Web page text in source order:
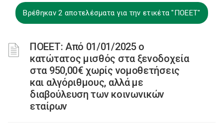
Βρέθηκαν 2 αποτελέσματα για την ετικέτα "ΠΟΕΕΤ"
ΠΟΕΕΤ: Από 01/01/2025 ο
κατώτατος μισθός στα ξενοδοχεία
στα 950,00€ χωρίς νομοθετήσεις
και αλγόριθμους, αλλά με
διαβούλευση των κοινωνικών
εταίρων